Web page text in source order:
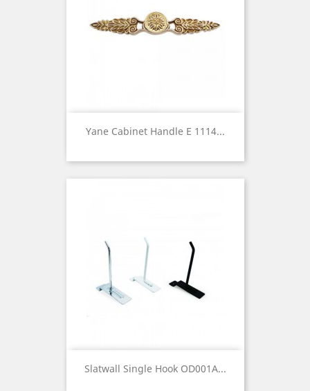
Yane Cabinet Handle E 1114...
Slatwall Single Hook OD001A...